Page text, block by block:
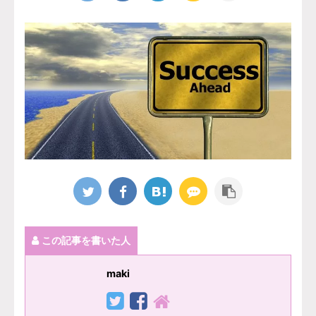
この記事を書いた人
maki